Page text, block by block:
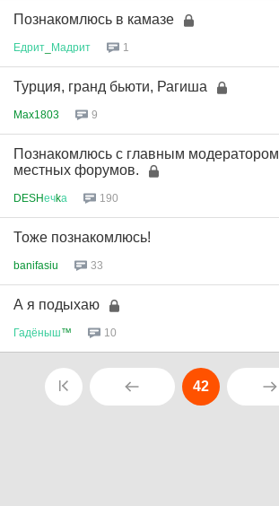
Познакомлюсь в камазе
Едрит Мадрит 1
Турция, гранд бьюти, Рагиша
Max1803 9
Познакомлюсь с главным модератором
местных форумов.
DESHечkа 190
Тоже познакомлюсь!
banifasiu 33
А я подыхаю
Гадёныш™ 10
42